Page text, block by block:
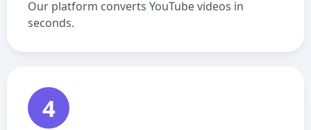
Our platform converts YouTube videos in
seconds.
4